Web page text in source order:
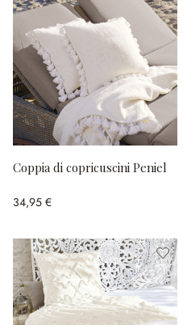
Coppia di copricuscini Peniel
34,95 €